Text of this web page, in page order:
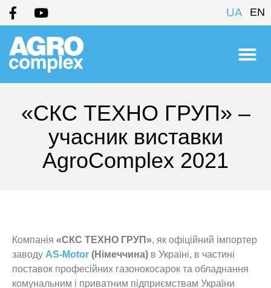
UA EN
«СКС ТЕХНО ГРУП» –
учасник виставки
AgroComplex 2021
Компанія «СКС ТЕХНО ГРУП», як офіційний імпортер
заводу AS-Motor (Німеччина) в Україні, в частині
поставок професійних газонокосарок та обладнання
комунальним і приватним підприємствам України